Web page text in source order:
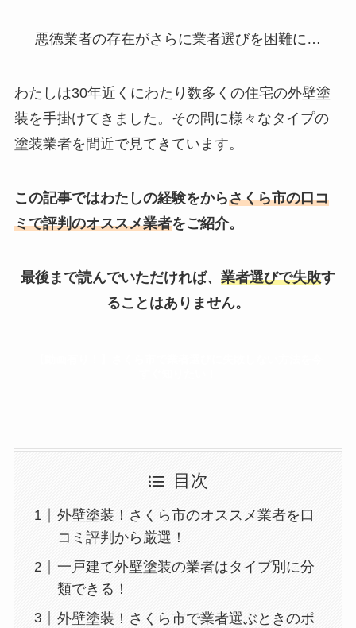
悪徳業者の存在がさらに業者選びを困難に…
わたしは30年近くにわたり数多くの住宅の外壁塗
装を手掛けてきました。その間に様々なタイプの
塗装業者を間近で見てきています。
この記事ではわたしの経験をからさくら市の口コ
ミで評判のオススメ業者をご紹介。
最後まで読んでいただければ、 業者選びで失敗す
ることはありません。
目次
外壁塗装！さくら市のオススメ業者を口
コミ評判から厳選！
一戸建て外壁塗装の業者はタイプ別に分
類できる！
外壁塗装！さくら市で業者選ぶときのポ